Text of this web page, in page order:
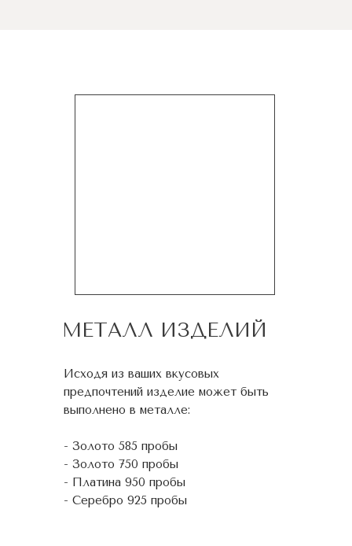
МЕТАЛЛ ИЗДЕЛИЙ
Исходя из ваших вкусовых
предпочтений изделие может быть
выполнено в металле:
- Золото 585 пробы
- Золото 750 пробы
- Платина 950 пробы
- Серебро 925 пробы